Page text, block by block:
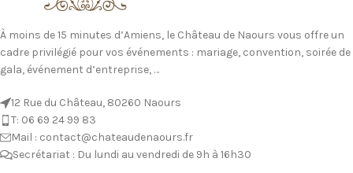
À moins de 15 minutes d’Amiens, le Château de Naours vous offre un
cadre privilégié pour vos événements : mariage, convention, soirée de
gala, événement d’entreprise, …
12 Rue du Château, 80260 Naours
T: 06 69 24 99 83
Mail : contact@chateaudenaours.fr
Secrétariat : Du lundi au vendredi de 9h à 16h30